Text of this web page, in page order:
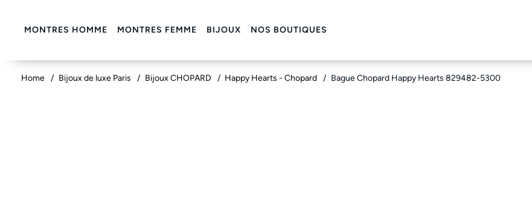
MONTRES HOMME MONTRES FEMME BIJOUX NOS BOUTIQUES
Home Bijoux de luxe Paris Bijoux CHOPARD Happy Hearts - Chopard Bague Chopard Happy Hearts 829482-5300